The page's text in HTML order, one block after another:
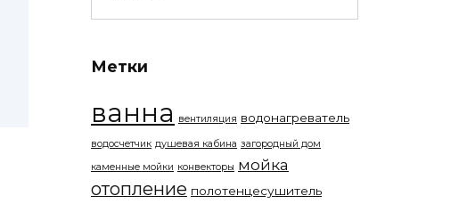
Метки
ванна вентиляция водонагреватель
водосчетчик душевая кабина загородный дом
каменные мойки конвекторы мойка
отопление полотенцесушитель